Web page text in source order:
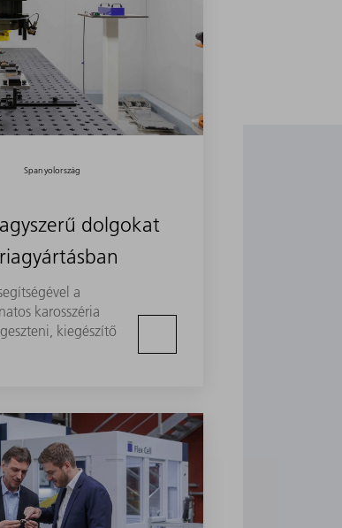
Spanyolország
dolgokat
a
karosszéria
kiegészítő